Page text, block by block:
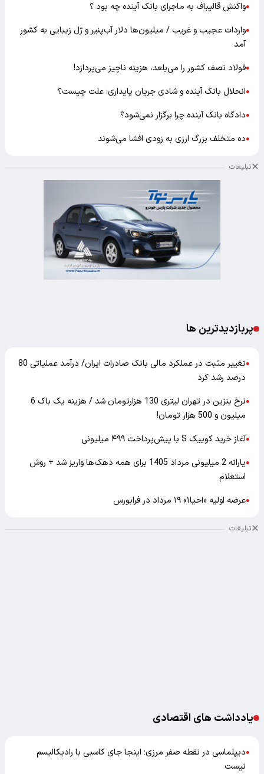
●واکنش قالیباف به ماجرای بانک آینده چه بود ؟
●واردات عجیب و غریب / میلیون‌ها دلار آب‌پنیر و ژل زیبایی به کشور
آمد
●فولاد نصف کشور را می‌بلعد، هزینه ناچیز می‌پردازد!
●انحلال بانک آینده و شادی جریان پایداری؛ علت چیست؟
●دادگاه بانک آینده چرا برگزار نمی‌شود؟
●ده متخلف بزرگ ارزی به زودی افشا می‌شوند
تبلیغات
پربازدیدترین ها
●
تغییر مثبت در عملکرد مالی بانک صادرات ایران/ درآمد عملیاتی 80
درصد رشد کرد
●
نرخ بنزین در تهران لیتری 130 هزارتومان شد / هزینه یک باک 6
میلیون و 500 هزار تومان!
●آغاز خرید کوییک S با پیش‌پرداخت ۴۹۹ میلیونی
●
یارانه 2 میلیونی مرداد 1405 برای همه دهک‌ها واریز شد + روش
استعلام
●عرضه اولیه «احیا۱» ۱۹ مرداد در فرابورس
تبلیغات
یادداشت های اقتصادی
●دیپلماسی در نقطه صفر مرزی؛ اینجا جای کاسبی با رادیکالیسم
نیست